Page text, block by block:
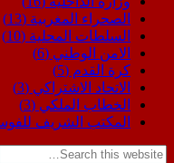
الصحراء المغربية (13)
السلطات المحلية (10)
الامن الوطني (6)
كرة القدم (5)
الاتحاد الاشتراكي (3)
الخطاب الملكي (3)
المكتب الشريف